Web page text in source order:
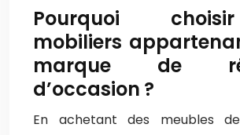
Pourquoi
mobiliers
marque de
d’occasion ?
En achetant des meubles